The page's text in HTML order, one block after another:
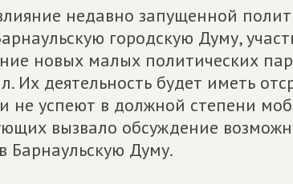
недавно запущенной
городскую Думу,
новых малых политических
Их деятельность будет иметь
не успеют в должной степени
вызвало обсуждение
Барнаульскую Думу.